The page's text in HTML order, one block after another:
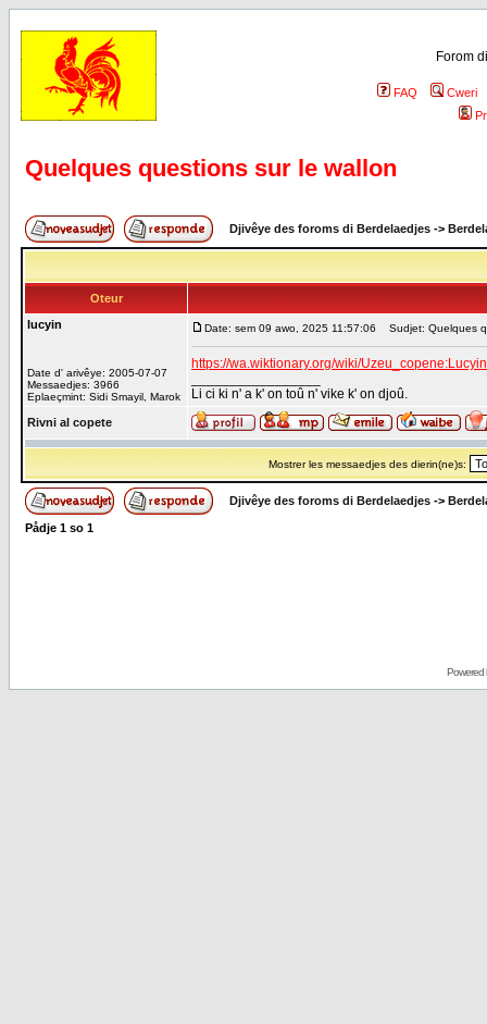
Forom
FAQ
Cweri
Quelques questions sur le wallon
Djivêye des foroms di Berdelaedjes ->
Oteur
lucyin
Date d' arivêye: 2005-07-07
Messaedjes: 3966
Eplaeçmint: Sidi Smayil, Marok
Date: sem 09 awo, 2025 11:57:06 Sudjet: Quelques
https://wa.wiktionary.org/wiki/
Li ci ki n' a k' on toû n' vike k' on djoû.
Rivni al copete
Mostrer les messaedjes des dierin(ne)s:
Djivêye des foroms di Berdelaedjes ->
Pådje 1 so 1
Powered